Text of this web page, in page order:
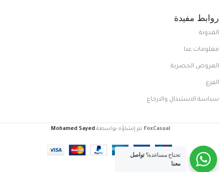
روابط مفيدة
المدونة
معلومات عنا
العروض الحصرية
الفرع
سياسة الاستبدال والارجاع
FoxCasual تم إنشاؤه بواسطةMohamed Sayed
.
كروت جلد
محفظة
كروت ونقود
نحيفة،
تحتاج مساعدة؟تواصل
معنا